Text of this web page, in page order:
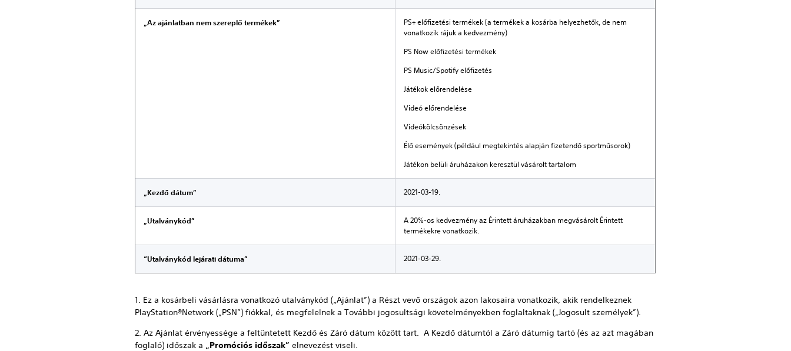
„Az ajánlatban nem szereplő termékek”
PS+ előfizetési termékek (a termékek a kosárba helyezhetők, de nem
vonatkozik rájuk a kedvezmény)
PS Now előfizetési termékek
PS Music/Spotify előfizetés
Játékok előrendelése
Videó előrendelése
Videókölcsönzések
Élő események (például megtekintés alapján fizetendő sportműsorok)
Játékon belüli áruházakon keresztül vásárolt tartalom
„Kezdő dátum” 2021-03-19.
„Utalványkód”
A 20%-os kedvezmény az Érintett áruházakban megvásárolt Érintett
termékekre vonatkozik.
“Utalványkód lejárati dátuma” 2021-03-29.
1. Ez a kosárbeli vásárlásra vonatkozó utalványkód („Ajánlat”) a Részt vevő országok azon lakosaira vonatkozik, akik rendelkeznek
PlayStation®Network („PSN”) fiókkal, és megfelelnek a További jogosultsági követelményekben foglaltaknak („Jogosult személyek”).
2. Az Ajánlat érvényessége a feltüntetett Kezdő és Záró dátum között tart. A Kezdő dátumtól a Záró dátumig tartó (és az azt magában
foglaló) időszak a „Promóciós időszak” elnevezést viseli.